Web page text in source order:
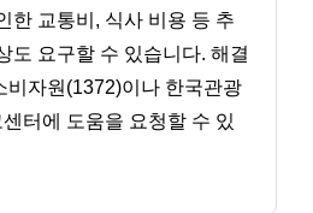
한 교통비, 식사 비용 등 추
도 요구할 수 있습니다. 해결
비자원(1372)이나 한국관광
터에 도움을 요청할 수 있